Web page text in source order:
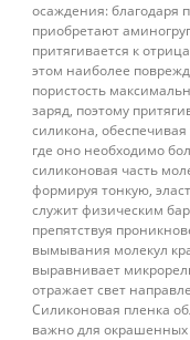
осаждения: благодаря
приобретают
притягивается к
этом наиболее
пористость
заряд, поэтому
силикона,
где оно необходимо
силиконовая часть
формируя тонкую,
служит физическим
препятствуя
вымывания молекул
выравнивает
отражает свет
Силиконовая пленка
важно для окрашенных